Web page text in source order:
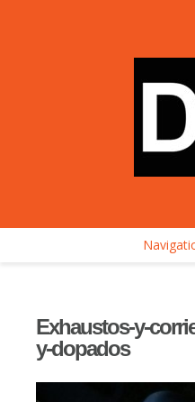
Exhaustos-y-
y-dopados